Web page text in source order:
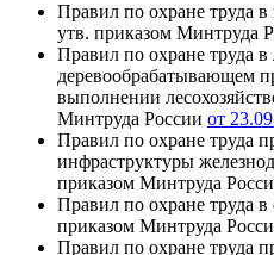
Правил по охране труда
утв. приказом Минтруда
Правил по охране труда в
деревообрабатывающем
выполнении
Минтруда России от
Правил по охране труда
инфраструктуры
приказом Минтруда
Правил по охране труда в
приказом Минтруда
Правил по охране труда